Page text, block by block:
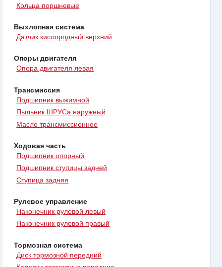
Кольца поршневые
Выхлопная система
Датчик кислородный верхний
Опоры двигателя
Опора двигателя левая
Трансмиссия
Подшипник выжимной
Пыльник ШРУСа наружный
Масло трансмиссионное
Ходовая часть
Подшипник опорный
Подшипник ступицы задней
Ступица задняя
Рулевое управление
Наконечник рулевой левый
Наконечник рулевой правый
Тормозная система
Диск тормозной передний